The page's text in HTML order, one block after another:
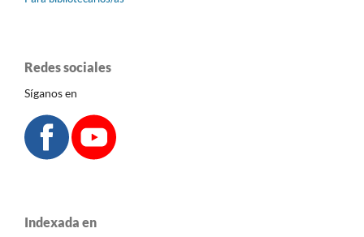
Redes sociales
Síganos en
Indexada en